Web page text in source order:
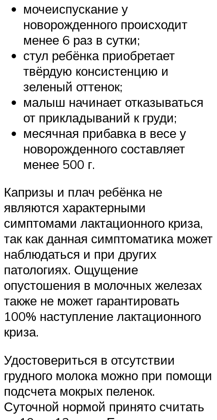
мочеиспускание у
новорожденного происходит
менее 6 раз в сутки;
стул ребёнка приобретает
твёрдую консистенцию и
зеленый оттенок;
малыш начинает отказываться
от прикладываний к груди;
месячная прибавка в весе у
новорожденного составляет
менее 500 г.
Капризы и плач ребёнка не
являются характерными
симптомами лактационного криза,
так как данная симптоматика может
наблюдаться и при других
патологиях. Ощущение
опустошения в молочных железах
также не может гарантировать
100% наступление лактационного
криза.
Удостовериться в отсутствии
грудного молока можно при помощи
подсчета мокрых пеленок.
Суточной нормой принято считать